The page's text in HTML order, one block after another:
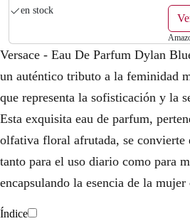
Dylan Blue Pour Femme Eau de
en stock
Versace - Eau De Parfum Dylan
un auténtico tributo a la feminidad
que representa la sofisticación y la
Esta exquisita eau de parfum,
olfativa floral afrutada, se convierte
tanto para el uso diario como para
encapsulando la esencia de la mujer
Índice